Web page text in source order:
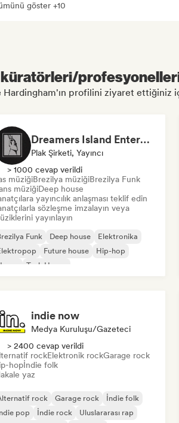
göster +10
küratörleri/
Hardingham'ın profilini ziyaret ettiğiniz
Dreamers Island Entertainment
Plak Şirketi, Yayıncı
> 1000 cevap verildi
müziğiBrezilya müziğiBrezilya Funk
müziğiDeep house
yayıncılık anlaşması teklif edin
sözleşme imzalayın veya
yayınlayın
Funk Deep house
Elektronika
Future house
Hip-hop
Tech House
indie now
Medya Kuruluşu/Gazeteci
> 2400 cevap verildi
rockElektronik rockGarage rock
hopİndie folk
yaz
rock Garage rock
İndie folk
pop
İndie rock
Uluslararası rap